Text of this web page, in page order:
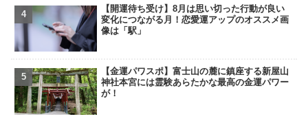
【開運待ち受け】8月は思い切った行動が良い
変化につながる月！恋愛運アップのオススメ画
像は「駅」
【金運パワスポ】富士山の麓に鎮座する新屋山
神社本宮には霊験あらたかな最高の金運パワー
が！